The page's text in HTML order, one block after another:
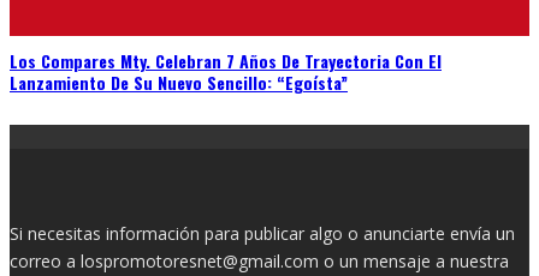
Los Compares Mty. Celebran 7 Años De Trayectoria Con El
Lanzamiento De Su Nuevo Sencillo: “Egoísta”
Si necesitas información para publicar algo o anunciarte envía un
correo a lospromotoresnet@gmail.com o un mensaje a nuestra